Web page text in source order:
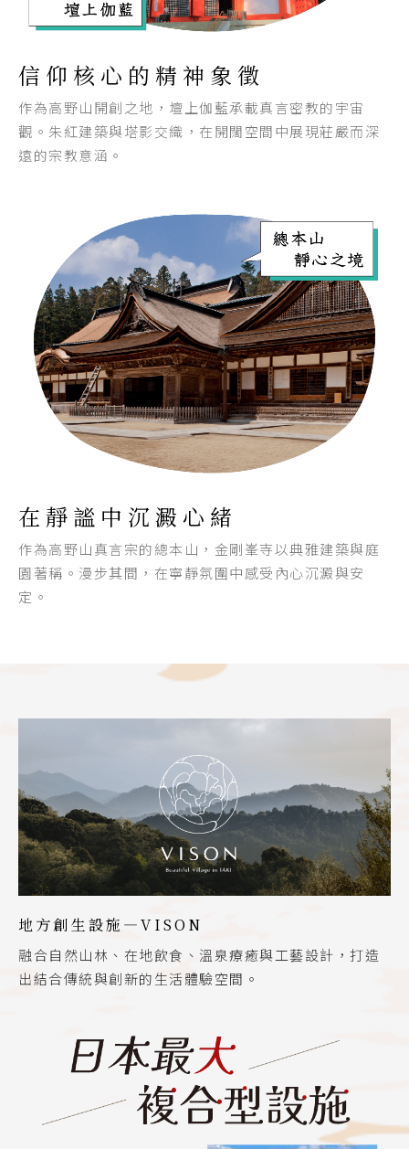
信仰核心的精神象徵
作為高野山開創之地，壇上伽藍承載真言密教的宇宙
觀。朱紅建築與塔影交織，在開闊空間中展現莊嚴而深
遠的宗教意涵。
在靜謐中沉澱心緒
作為高野山真言宗的總本山，金剛峯寺以典雅建築與庭
園著稱。漫步其間，在寧靜氛圍中感受內心沉澱與安
定。
地方創生設施—VISON
融合自然山林、在地飲食、溫泉療癒與工藝設計，打造
出結合傳統與創新的生活體驗空間。